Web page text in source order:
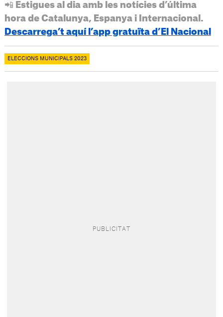
📲 Estigues al dia amb les notícies d’última
hora de Catalunya, Espanya i Internacional.
Descarrega’t aquí l’app gratuïta d’El Nacional
ELECCIONS MUNICIPALS 2023